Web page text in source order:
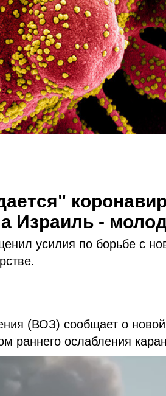
Израиль -
усилия по борьбе с
(ВОЗ) сообщает о
раннего ослабления